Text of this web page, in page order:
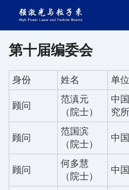
第十届编委会
身份 姓名 单
顾问
范滇元
（院士）
中
究所
顾问
范国滨
（院士）
中
顾问
何多慧
（院士）
中